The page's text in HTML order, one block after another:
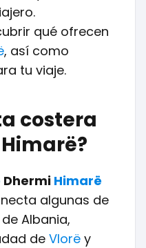
qué ofrecen
, así como
tu viaje.
costera
Dhermi Himarë
algunas de
Albania,
de Vlorë y